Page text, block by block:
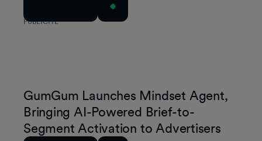
PUBLICITÉ
GumGum Launches Mindset Agent,
Bringing AI-Powered Brief-to-
Segment Activation to Advertisers